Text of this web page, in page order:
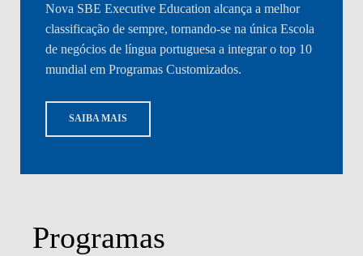
Nova SBE Executive Education alcança a melhor
classificação de sempre, tornando-se na única Escola
de negócios de língua portuguesa a integrar o top 10
mundial em Programas Customizados.
SAIBA MAIS
Programas